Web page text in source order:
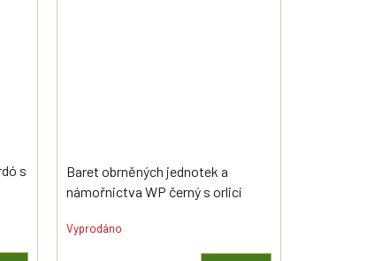
s
Baret obrněných jednotek a
námořnictva WP černý s orlicí
Vyprodáno